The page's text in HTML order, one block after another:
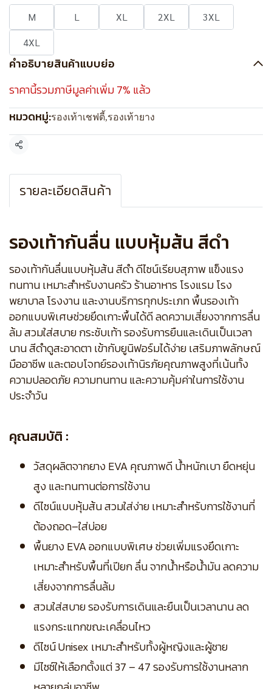
M L XL 2XL
3XL
4XL
คำอธิบายสินค้าแบบย่อ
ราคานี้รวมภาษีมูลค่าเพิ่ม 7% แล้ว
หมวดหมู่:รองเท้าเชฟตี้,รองเท้ายาง
แชร์
รายละเอียดสินค้า
รองเท้ากันลื่น แบบหุ้มส้น สีดำ
รองเท้ากันลื่นแบบหุ้มส้น สีดำ ดีไซน์เรียบสุภาพ แข็งแรง
ทนทาน เหมาะสำหรับงานครัว ร้านอาหาร โรงแรม โรง
พยาบาล โรงงาน และงานบริการทุกประเภท พื้นรองเท้า
ออกแบบพิเศษช่วยยึดเกาะพื้นได้ดี ลดความเสี่ยงจากการลื่น
ล้ม สวมใส่สบาย กระชับเท้า รองรับการยืนและเดินเป็นเวลา
นาน สีดำดูสะอาดตา เข้ากับยูนิฟอร์มได้ง่าย เสริมภาพลักษณ์
มืออาชีพ และตอบโจทย์รองเท้านิรภัยคุณภาพสูงที่เน้นทั้ง
ความปลอดภัย ความทนทาน และความคุ้มค่าในการใช้งาน
ประจำวัน
คุณสมบัติ :
วัสดุผลิตจากยาง EVA คุณภาพดี น้ำหนักเบา ยืดหยุ่น
สูง และทนทานต่อการใช้งาน
ดีไซน์แบบหุ้มส้น สวมใส่ง่าย เหมาะสำหรับการใช้งานที่
ต้องถอด–ใส่บ่อย
พื้นยาง EVA ออกแบบพิเศษ ช่วยเพิ่มแรงยึดเกาะ
เหมาะสำหรับพื้นที่เปียก ลื่น จากน้ำหรือน้ำมัน ลดความ
เสี่ยงจากการลื่นล้ม
สวมใส่สบาย รองรับการเดินและยืนเป็นเวลานาน ลด
แรงกระแทกขณะเคลื่อนไหว
ดีไซน์ Unisex เหมาะสำหรับทั้งผู้หญิงและผู้ชาย
มีไซซ์ให้เลือกตั้งแต่ 37 – 47 รองรับการใช้งานหลาก